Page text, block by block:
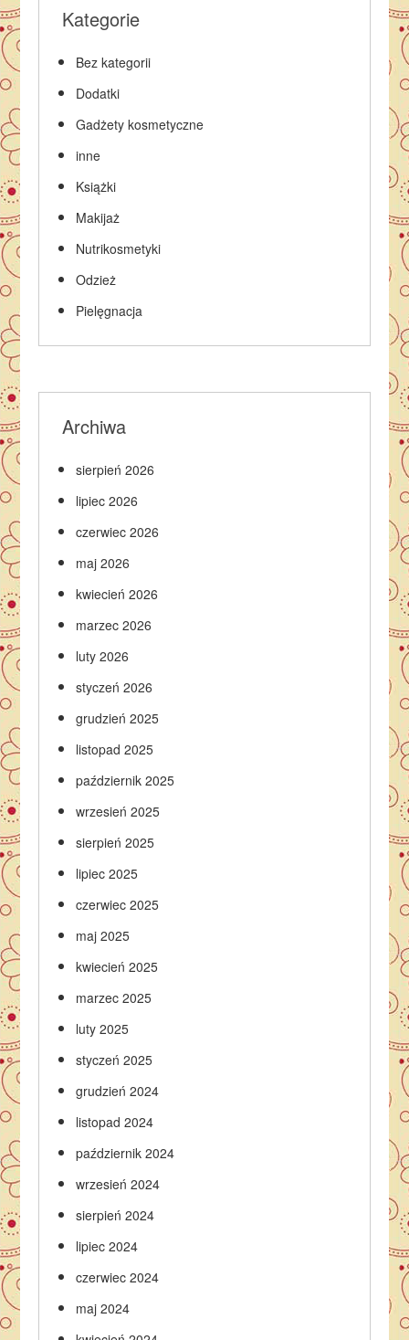
Kategorie
Bez kategorii
Dodatki
Gadżety kosmetyczne
inne
Książki
Makijaż
Nutrikosmetyki
Odzież
Pielęgnacja
Archiwa
sierpień 2026
lipiec 2026
czerwiec 2026
maj 2026
kwiecień 2026
marzec 2026
luty 2026
styczeń 2026
grudzień 2025
listopad 2025
październik 2025
wrzesień 2025
sierpień 2025
lipiec 2025
czerwiec 2025
maj 2025
kwiecień 2025
marzec 2025
luty 2025
styczeń 2025
grudzień 2024
listopad 2024
październik 2024
wrzesień 2024
sierpień 2024
lipiec 2024
czerwiec 2024
maj 2024